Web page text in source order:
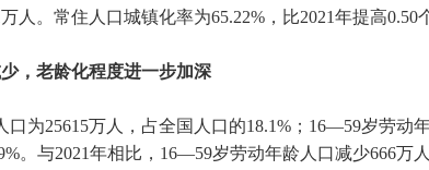
万人。常住人口城镇化率为65.22% ，比2021年提高0.50
老龄化程度进一步加深
口为25615万人，占全国人口的18.1% ； 16—59岁劳动
。与2021年相比， 16—59岁劳动年龄人口减少666万